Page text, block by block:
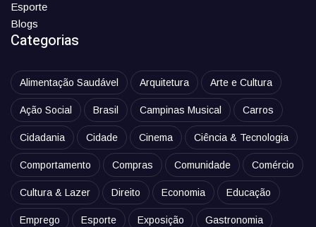
Esporte
Blogs
Categorias
Alimentação Saudável Arquitetura Arte e Cultura
Ação Social Brasil Campinas Musical Carros
Cidadania Cidade Cinema Ciência & Tecnologia
Comportamento Compras Comunidade Comércio
Cultura & Lazer Direito Economia Educação
Emprego Esporte Exposição Gastronomia